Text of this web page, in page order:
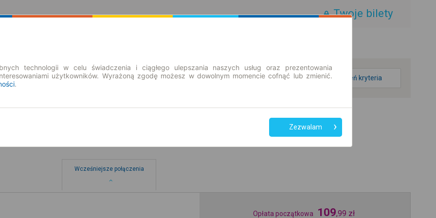
Twoje bilety
zmień kryteria
Wcześniejsze połączenia
Opłata początkowa 109,99 zł
technologii w celu świadczenia i ciągłego ulepszania naszych usług oraz prezentowania
użytkowników. Wyrażoną zgodę możesz w dowolnym momencie cofnąć lub zmienić.
.
Zezwalam